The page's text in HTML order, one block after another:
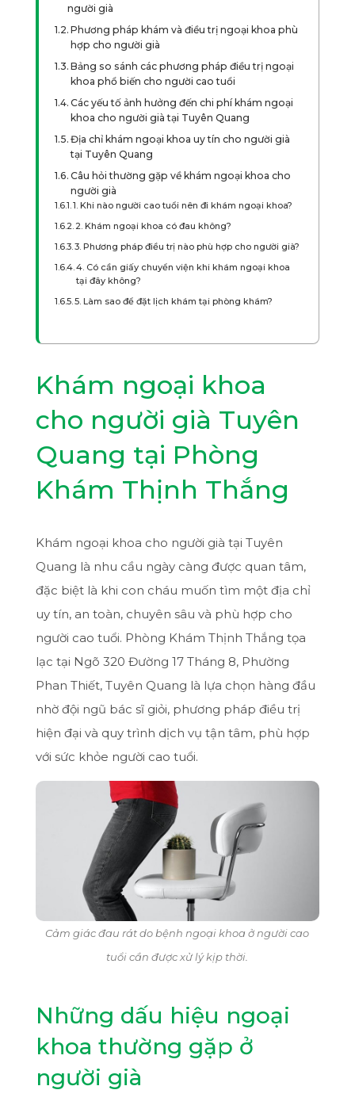
người già
Phương pháp khám và điều trị ngoại khoa phù
hợp cho người già
Bảng so sánh các phương pháp điều trị ngoại
khoa phổ biến cho người cao tuổi
Các yếu tố ảnh hưởng đến chi phí khám ngoại
khoa cho người già tại Tuyên Quang
Địa chỉ khám ngoại khoa uy tín cho người già
tại Tuyên Quang
Câu hỏi thường gặp về khám ngoại khoa cho
người già
1. Khi nào người cao tuổi nên đi khám ngoại khoa?
2. Khám ngoại khoa có đau không?
3. Phương pháp điều trị nào phù hợp cho người già?
4. Có cần giấy chuyển viện khi khám ngoại khoa
tại đây không?
5. Làm sao để đặt lịch khám tại phòng khám?
Khám ngoại khoa
cho người già Tuyên
Quang tại Phòng
Khám Thịnh Thắng
Khám ngoại khoa cho người già tại Tuyên
Quang là nhu cầu ngày càng được quan tâm,
đặc biệt là khi con cháu muốn tìm một địa chỉ
uy tín, an toàn, chuyên sâu và phù hợp cho
người cao tuổi. Phòng Khám Thịnh Thắng tọa
lạc tại Ngõ 320 Đường 17 Tháng 8, Phường
Phan Thiết, Tuyên Quang là lựa chọn hàng đầu
nhờ đội ngũ bác sĩ giỏi, phương pháp điều trị
hiện đại và quy trình dịch vụ tận tâm, phù hợp
với sức khỏe người cao tuổi.
Cảm giác đau rát do bệnh ngoại khoa ở người cao
tuổi cần được xử lý kịp thời.
Những dấu hiệu ngoại
khoa thường gặp ở
người già